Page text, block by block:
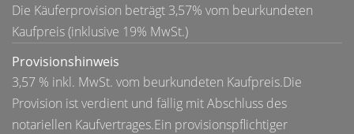
Die Käuferprovision beträgt 3,57% vom beurkundeten
Kaufpreis (inklusive 19% MwSt.)
Provisionshinweis
3,57 % inkl. MwSt. vom beurkundeten Kaufpreis.Die
Provision ist verdient und fällig mit Abschluss des
notariellen Kaufvertrages.Ein provisionspflichtiger